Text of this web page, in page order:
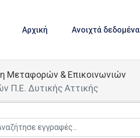
Αρχική Ανοιχτά δεδομένα
Μεταφορών & Επικοινωνιών
Π.Ε. Δυτικής Αττικής